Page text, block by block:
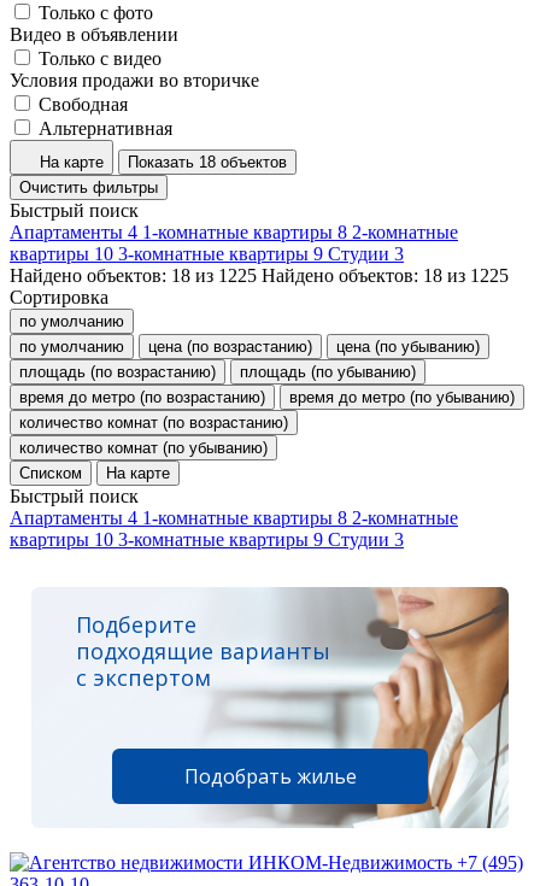
Только с фото
Видео в объявлении
Только с видео
Условия продажи во вторичке
Свободная
Альтернативная
На карте
Показать 18 объектов
Очистить фильтры
Быстрый поиск
Апартаменты 4 1-комнатные квартиры 8 2-комнатные
квартиры 10 3-комнатные квартиры 9 Студии 3
Найдено объектов: 18 из 1225 Найдено объектов: 18 из 1225
Сортировка
по умолчанию
по умолчанию
цена (по возрастанию)
цена (по убыванию)
площадь (по возрастанию)
площадь (по убыванию)
время до метро (по возрастанию)
время до метро (по убыванию)
количество комнат (по возрастанию)
количество комнат (по убыванию)
Списком
На карте
Быстрый поиск
Апартаменты 4 1-комнатные квартиры 8 2-комнатные
квартиры 10 3-комнатные квартиры 9 Студии 3
Подберите
подходящие варианты
с экспертом
Подобрать жилье
+7 (495)